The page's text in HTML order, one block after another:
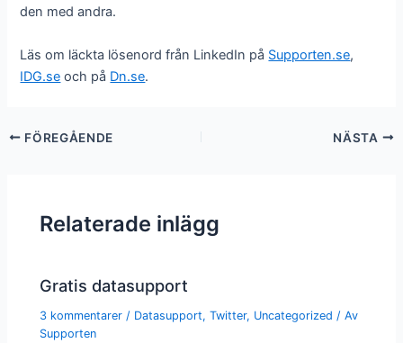
den med andra.
Läs om läckta lösenord från LinkedIn på Supporten.se,
IDG.se och på Dn.se.
FÖREGÅENDE NÄSTA
Relaterade inlägg
Gratis datasupport
3 kommentarer / Datasupport,Twitter, Uncategorized / Av
Supporten